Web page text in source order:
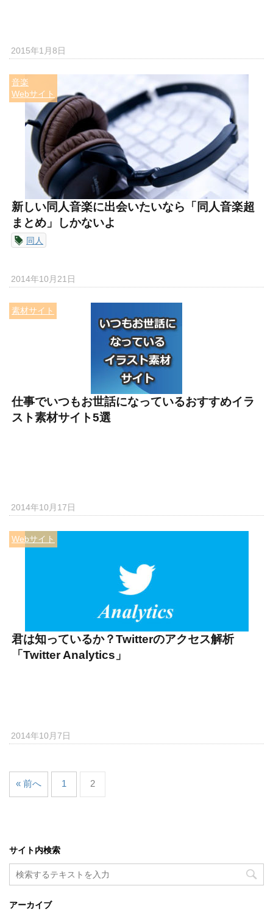
2015年1月8日
音楽
Webサイト
新しい同人音楽に出会いたいなら「同人音楽超
まとめ」しかないよ
同人
2014年10月21日
素材サイト
仕事でいつもお世話になっているおすすめイラ
スト素材サイト5選
2014年10月17日
Webサイト
君は知っているか？Twitterのアクセス解析
「Twitter Analytics」
2014年10月7日
« 前へ 1 2
サイト内検索
アーカイブ